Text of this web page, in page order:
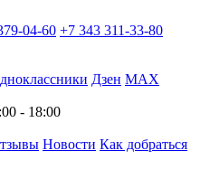
04-60 +7 343 311-33-80
Дзен МАХ
- 18:00
Новости Как добраться